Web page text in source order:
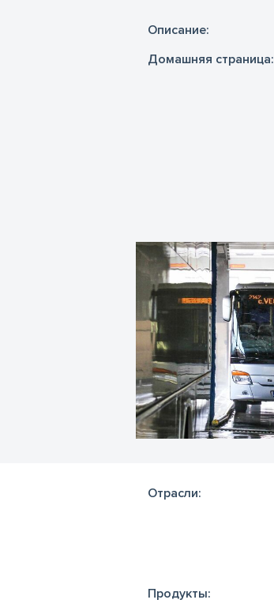
Oписание:
Домашняя страница:
Отрасли:
Продукты: